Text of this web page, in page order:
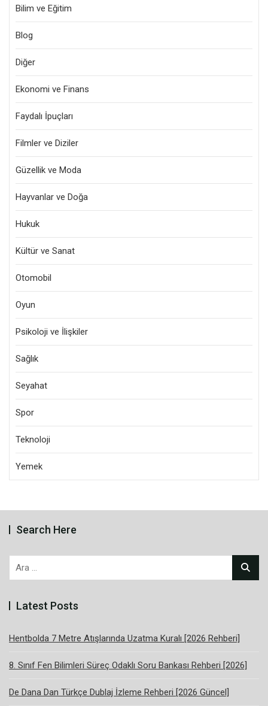
Bilim ve Eğitim
Blog
Diğer
Ekonomi ve Finans
Faydalı İpuçları
Filmler ve Diziler
Güzellik ve Moda
Hayvanlar ve Doğa
Hukuk
Kültür ve Sanat
Otomobil
Oyun
Psikoloji ve İlişkiler
Sağlık
Seyahat
Spor
Teknoloji
Yemek
Search Here
Arama:
Latest Posts
Hentbolda 7 Metre Atışlarında Uzatma Kuralı [2026 Rehberi]
8. Sınıf Fen Bilimleri Süreç Odaklı Soru Bankası Rehberi [2026]
De Dana Dan Türkçe Dublaj İzleme Rehberi [2026 Güncel]